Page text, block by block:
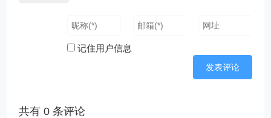
记住用户信息
共有0 条评论